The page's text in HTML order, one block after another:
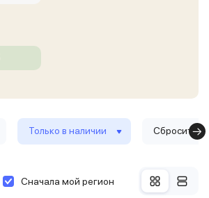
Только в наличии Сбросить
Сначала мой регион